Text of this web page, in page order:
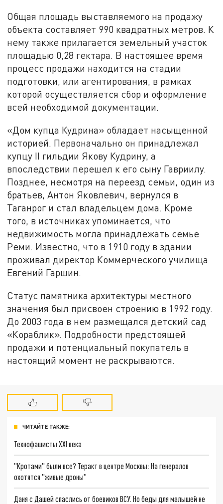
Общая площадь выставляемого на продажу
объекта составляет 990 квадратных метров. К
нему также прилагается земельный участок
площадью 0,28 гектара. В настоящее время
процесс продажи находится на стадии
подготовки, или агентирования, в рамках
которой осуществляется сбор и оформление
всей необходимой документации.
«Дом купца Кудрина» обладает насыщенной
историей. Первоначально он принадлежал
купцу II гильдии Якову Кудрину, а
впоследствии перешел к его сыну Гавриилу.
Позднее, несмотря на переезд семьи, один из
братьев, Антон Яковлевич, вернулся в
Таганрог и стал владельцем дома. Кроме
того, в источниках упоминается, что
недвижимость могла принадлежать семье
Реми. Известно, что в 1910 году в здании
проживал директор Коммерческого училища
Евгений Гаршин.
Статус памятника архитектуры местного
значения был присвоен строению в 1992 году.
До 2003 года в нем размещался детский сад
«Кораблик». Подробности предстоящей
продажи и потенциальный покупатель в
настоящий момент не раскрываются.
ЧИТАЙТЕ ТАКЖЕ:
Технофашисты XXI века
"Кротами" были все? Теракт в центре Москвы: На генералов
охотятся "живые дроны"
Даня с Дашей спаслись от боевиков ВСУ. Но беды для малышей не